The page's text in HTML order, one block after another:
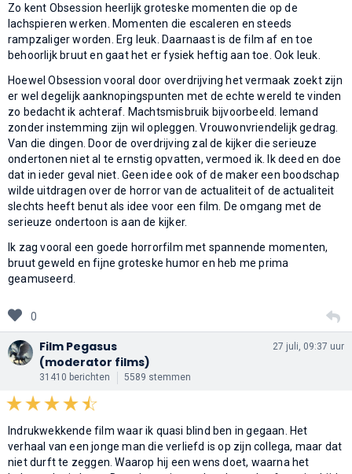
Zo kent Obsession heerlijk groteske momenten die op de
lachspieren werken. Momenten die escaleren en steeds
rampzaliger worden. Erg leuk. Daarnaast is de film af en toe
behoorlijk bruut en gaat het er fysiek heftig aan toe. Ook leuk.
Hoewel Obsession vooral door overdrijving het vermaak zoekt zijn
er wel degelijk aanknopingspunten met de echte wereld te vinden
zo bedacht ik achteraf. Machtsmisbruik bijvoorbeeld. Iemand
zonder instemming zijn wil opleggen. Vrouwonvriendelijk gedrag.
Van die dingen. Door de overdrijving zal de kijker die serieuze
ondertonen niet al te ernstig opvatten, vermoed ik. Ik deed en doe
dat in ieder geval niet. Geen idee ook of de maker een boodschap
wilde uitdragen over de horror van de actualiteit of de actualiteit
slechts heeft benut als idee voor een film. De omgang met de
serieuze ondertoon is aan de kijker.
Ik zag vooral een goede horrorfilm met spannende momenten,
bruut geweld en fijne groteske humor en heb me prima
geamuseerd.
0
Film Pegasus
(moderator films)
31410 berichten 5589 stemmen
27 juli, 09:37 uur
Indrukwekkende film waar ik quasi blind ben in gegaan. Het
verhaal van een jonge man die verliefd is op zijn collega, maar dat
niet durft te zeggen. Waarop hij een wens doet, waarna het